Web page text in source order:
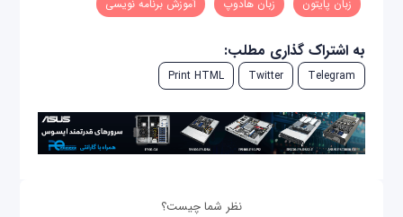
زبان پایتون زبان هادوپ آموزش برنامه نویسی
به اشتراک گذاری مطلب:
Telegram
Twitter
Print HTML
نظر شما چیست؟